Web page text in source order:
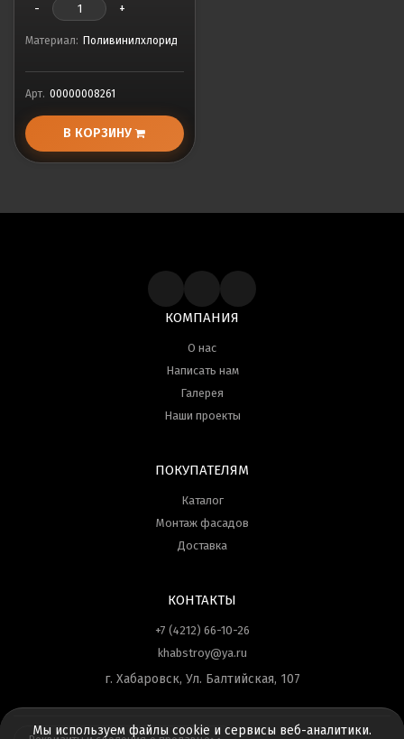
- +
Материал: Поливинилхлорид
Арт. 00000008261
В КОРЗИНУ
КОМПАНИЯ
О нас
Написать нам
Галерея
Наши проекты
ПОКУПАТЕЛЯМ
Каталог
Монтаж фасадов
Доставка
КОНТАКТЫ
+7 (4212) 66-10-26
khabstroy@ya.ru
г. Хабаровск, Ул. Балтийская, 107
Мы используем файлы cookie и сервисы веб-аналитики.